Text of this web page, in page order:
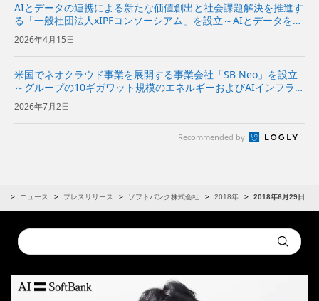
AIとデータの連携による新たな価値創出と社会課題解決を推進す
る「一般社団法人xIPFコンソーシアム」を設立～AIとデータを分
散環境下で安全かつ柔軟に活用できるAIスペースの実現をめざす
～
2026年4月15日
米国でネオクラウド事業を展開する事業会社「SB Neo」を設立
～グループの10ギガワット規模のエネルギーおよびAIインフラを
基に、米国の企業向けにネオクラウドサービスを提供～
2026年7月2日
Recommended by
ニュース プレスリリース ソフトバンク株式会社 2018年 2018年6月29日
Conduct
a
Submit